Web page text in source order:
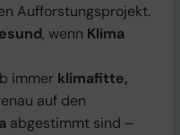
Aufforstungsprojekt.
, wenn Klima
immer klimafitte,
auf den
abgestimmt sind –